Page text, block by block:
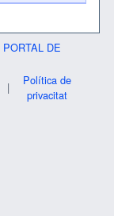
PORTAL DE
|
Política de
privacitat